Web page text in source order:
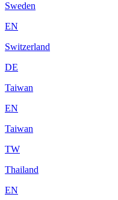
Sweden
EN
Switzerland
DE
Taiwan
EN
Taiwan
TW
Thailand
EN